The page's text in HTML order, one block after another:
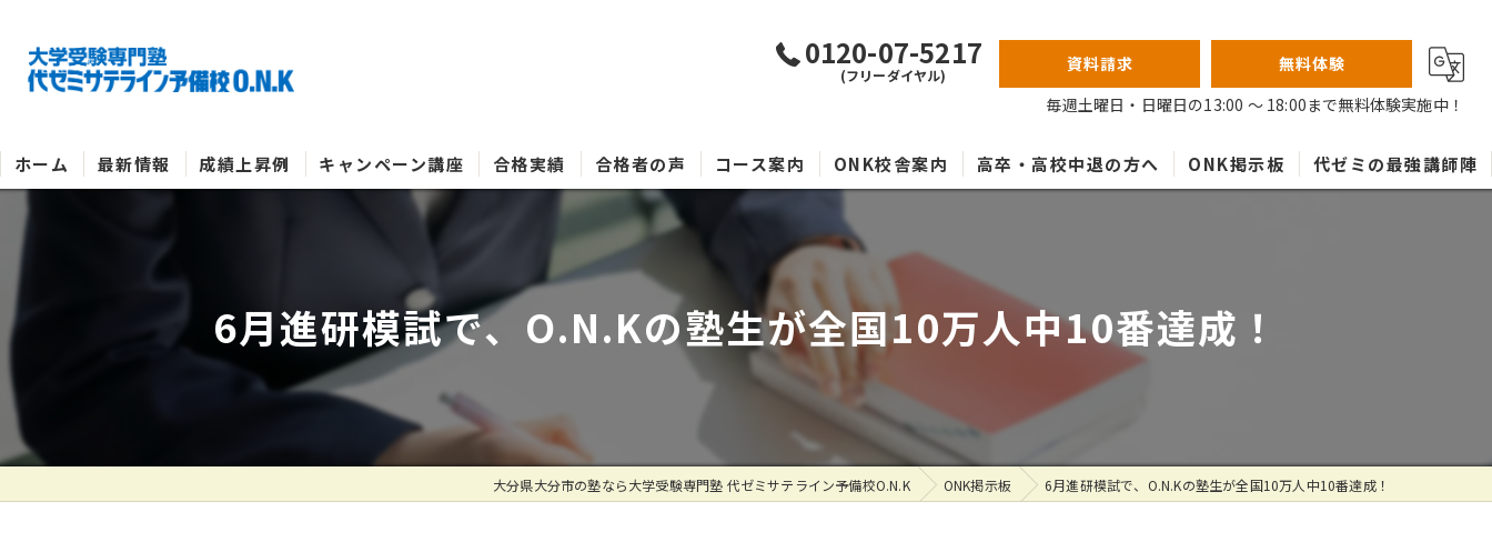
0120-07-5217
(フリーダイヤル)
資料請求
無料体験
毎週土曜日・日曜日の13:00 ～ 18:00まで無料体験実施中！
ホーム 最新情報 成績上昇例 キャンペーン講座 合格実績 合格者の声 コース案内 ONK校舎案内 高卒・高校中退の方へ ONK掲示板 代ゼミの最強講師陣
6月進研模試で、O.N.Kの塾生が全国10万人中10番達成！
大分県大分市の塾なら大学受験専門塾 代ゼミサテライン予備校O.N.K ONK掲示板 6月進研模試で、O.N.Kの塾生が全国10万人中10番達成！